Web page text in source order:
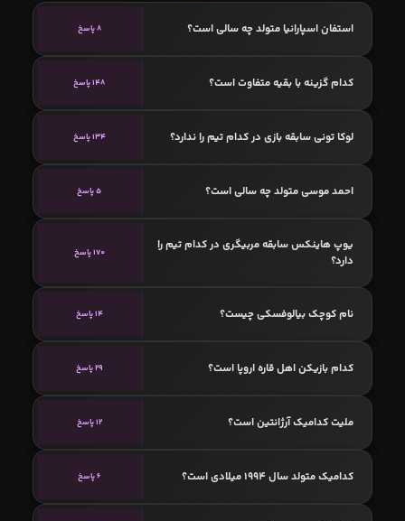
استفان اسپارانیا متولد چه سالی است؟ 8 پاسخ
کدام گزینه با بقیه متفاوت است؟ 148 پاسخ
لوکا تونی سابقه بازی در کدام تیم را ندارد؟ 134 پاسخ
احمد موسی‌ متولد چه سالی است؟ 5 پاسخ
یوپ هاینکس سابقه مربیگری در کدام تیم را
دارد؟
170 پاسخ
نام کوچک بیالوفسکی چیست؟ 14 پاسخ
کدام بازیکن اهل قاره اروپا است؟ 29 پاسخ
ملیت کدامیک آرژانتین است؟ 12 پاسخ
کدامیک متولد سال 1994 میلادی است؟ 6 پاسخ